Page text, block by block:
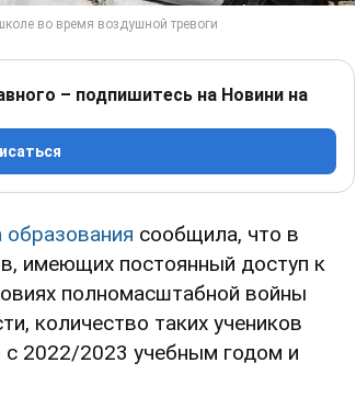
– подпишитесь на Новини на
образования сообщила, что в
имеющих постоянный доступ к
полномасштабной войны
количество таких учеников
с 2022/2023 учебным годом и